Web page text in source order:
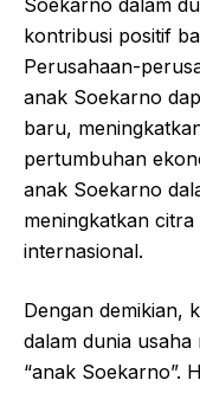
Soekarno dalam
kontribusi positif
Perusahaan-
anak Soekarno
baru,
pertumbuhan
anak Soekarno
meningkatkan
internasional.
Dengan demikian,
dalam dunia
“anak Soekarno”.